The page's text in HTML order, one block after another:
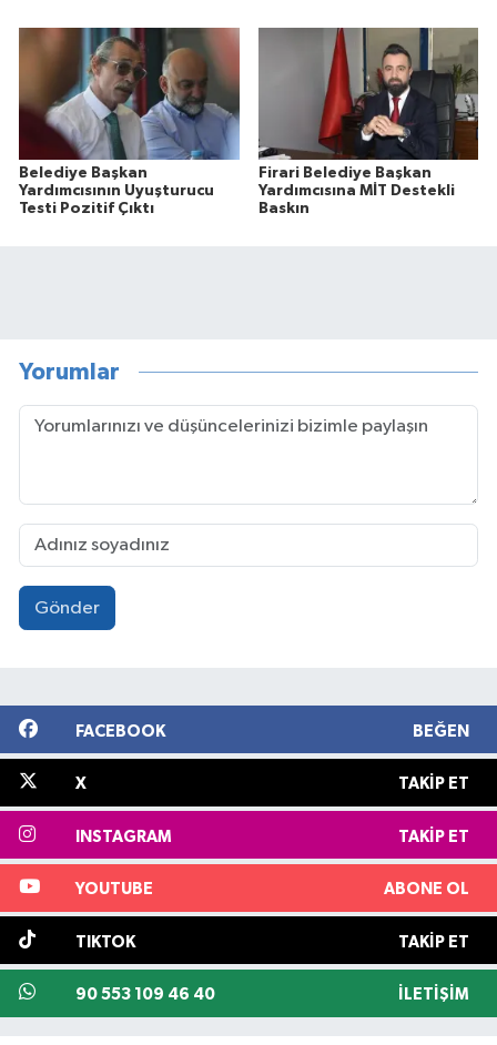
Belediye Başkan
Yardımcısının Uyuşturucu
Testi Pozitif Çıktı
Firari Belediye Başkan
Yardımcısına MİT Destekli
Baskın
Yorumlar
Gönder
FACEBOOK BEĞEN
X TAKIP ET
INSTAGRAM TAKIP ET
YOUTUBE ABONE OL
TIKTOK TAKIP ET
90 553 109 46 40 İLETIŞIM